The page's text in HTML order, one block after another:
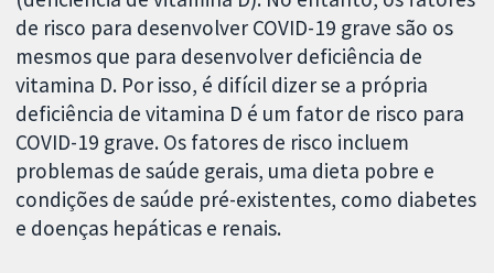
de risco para desenvolver COVID-19 grave são os
mesmos que para desenvolver deficiência de
vitamina D. Por isso, é difícil dizer se a própria
deficiência de vitamina D é um fator de risco para
COVID-19 grave. Os fatores de risco incluem
problemas de saúde gerais, uma dieta pobre e
condições de saúde pré-existentes, como diabetes
e doenças hepáticas e renais.